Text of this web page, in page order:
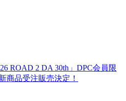
ROAD 2 DA 30th」DPC会員限
商品受注販売決定！